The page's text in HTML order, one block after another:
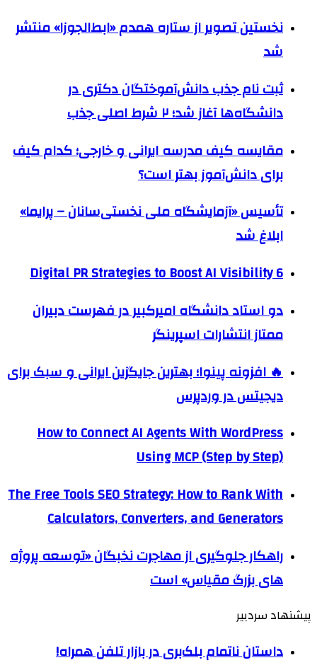
نخستین تصویر از ستاره همدم «ابط‌الجوزا» منتشر
شد
ثبت نام جذب دانش‌آموختگان دکتری در
دانشگاه‌ها آغاز شد؛ ۲ شرط اصلی جذب
مقایسه کیف مدرسه ایرانی و خارجی؛ کدام کیف
برای دانش‌آموز بهتر است؟
تأسیس «آزمایشگاه ملی نخستی‌سانان – پرایما»
ابلاغ شد
6 Digital PR Strategies to Boost AI Visibility
دو استاد دانشگاه امیرکبیر در فهرست دبیران
ممتاز انتشارات اسپرینگر
🔥 افزونه پینوا؛ بهترین جایگزین ایرانی و سبک برای
دیجیتس در وردپرس
How to Connect AI Agents With WordPress
Using MCP (Step by Step)
The Free Tools SEO Strategy: How to Rank With
Calculators, Converters, and Generators
راهکار جلوگیری از مهاجرت نخبگان «توسعه پروژه
های بزرگ مقیاس» است
پیشنهاد سردبیر
داستان ناتمام بلک‌بری در بازار تلفن همراه!